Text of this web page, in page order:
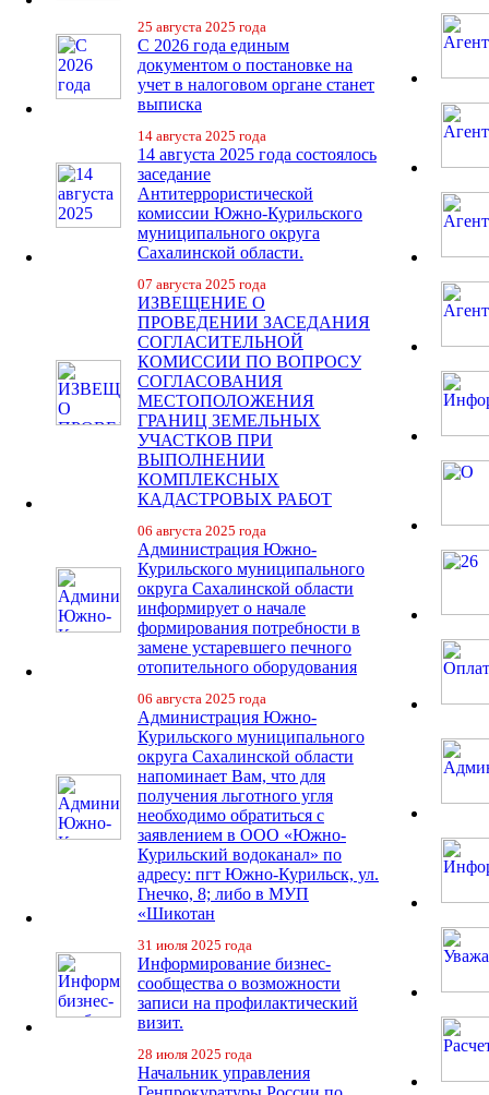
25 августа 2025 года
С 2026 года единым
документом о постановке на
учет в налоговом органе станет
выписка
14 августа 2025 года
14 августа 2025 года состоялось
заседание
Антитеррористической
комиссии Южно-Курильского
муниципального округа
Сахалинской области.
07 августа 2025 года
ИЗВЕЩЕНИЕ О
ПРОВЕДЕНИИ ЗАСЕДАНИЯ
СОГЛАСИТЕЛЬНОЙ
КОМИССИИ ПО ВОПРОСУ
СОГЛАСОВАНИЯ
МЕСТОПОЛОЖЕНИЯ
ГРАНИЦ ЗЕМЕЛЬНЫХ
УЧАСТКОВ ПРИ
ВЫПОЛНЕНИИ
КОМПЛЕКСНЫХ
КАДАСТРОВЫХ РАБОТ
06 августа 2025 года
Администрация Южно-
Курильского муниципального
округа Сахалинской области
информирует о начале
формирования потребности в
замене устаревшего печного
отопительного оборудования
06 августа 2025 года
Администрация Южно-
Курильского муниципального
округа Сахалинской области
напоминает Вам, что для
получения льготного угля
необходимо обратиться с
заявлением в ООО «Южно-
Курильский водоканал» по
адресу: пгт Южно-Курильск, ул.
Гнечко, 8; либо в МУП
«Шикотан
31 июля 2025 года
Информирование бизнес-
сообщества о возможности
записи на профилактический
визит.
28 июля 2025 года
Начальник управления